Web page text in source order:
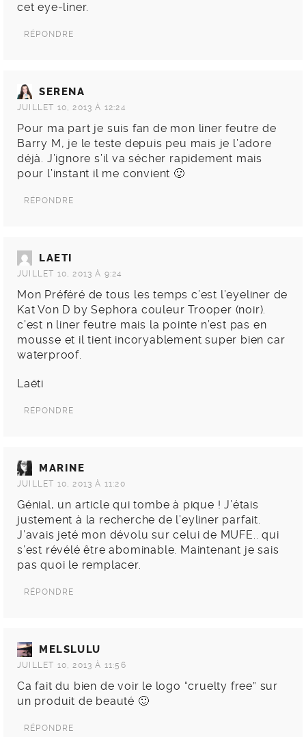
cet eye-liner.
RÉPONDRE
SERENA
JUILLET 10, 2013 À 12:24
Pour ma part je suis fan de mon liner feutre de
Barry M, je le teste depuis peu mais je l’adore
déjà. J’ignore s’il va sécher rapidement mais
pour l’instant il me convient 🙂
RÉPONDRE
LAETI
JUILLET 10, 2013 À 9:24
Mon Préféré de tous les temps c’est l’eyeliner de
Kat Von D by Sephora couleur Trooper (noir).
c’est n liner feutre mais la pointe n’est pas en
mousse et il tient incoryablement super bien car
waterproof.
Laëti
RÉPONDRE
MARINE
JUILLET 10, 2013 À 11:20
Génial, un article qui tombe à pique ! J’étais
justement à la recherche de l’eyliner parfait.
J’avais jeté mon dévolu sur celui de MUFE.. qui
s’est révélé être abominable. Maintenant je sais
pas quoi le remplacer.
RÉPONDRE
MELSLULU
JUILLET 10, 2013 À 11:56
Ca fait du bien de voir le logo “cruelty free” sur
un produit de beauté 🙂
RÉPONDRE